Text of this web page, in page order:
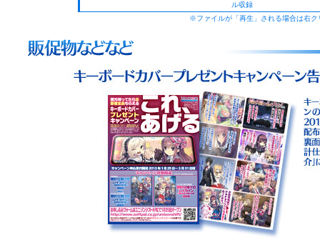
ル収録
※ファイルが「再生」される場合は右